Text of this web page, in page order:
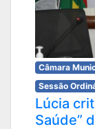
Câmara
Sessão
Lúcia
Saúde”